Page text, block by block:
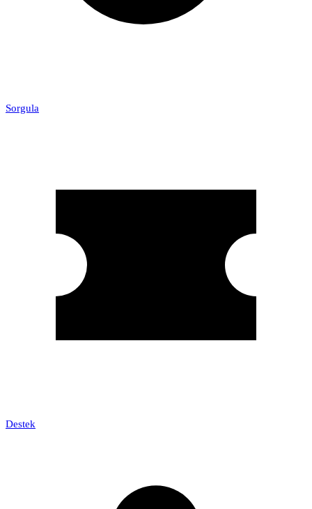
Sorgula
Destek